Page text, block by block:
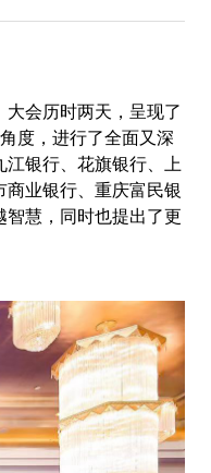
大会历时两天，呈现了
度，进行了全面又深
银行、花旗银行、上
业银行、重庆富民银
慧，同时也提出了更